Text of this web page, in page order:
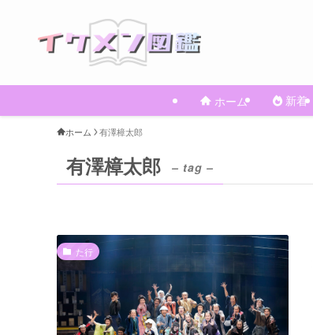
ホーム 新着
ホーム 有澤樟太郎
有澤樟太郎 – tag –
た行